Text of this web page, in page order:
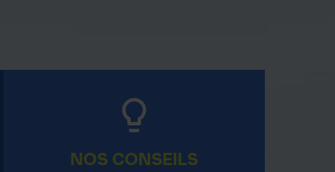
NOS CONSEILS